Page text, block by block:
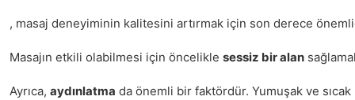
, masaj deneyiminin kalitesini artırmak için son derece
Masajın etkili olabilmesi için öncelikle sessiz bir alan
Ayrıca, aydınlatma da önemli bir faktördür. Yumuşak ve sıcak